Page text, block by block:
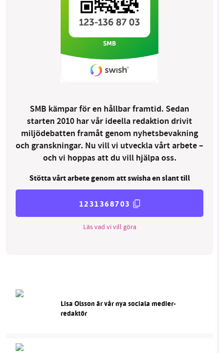
SMB kämpar för en hållbar framtid. Sedan
starten 2010 har vår ideella redaktion drivit
miljödebatten framåt genom nyhetsbevakning
och granskningar. Nu vill vi utveckla vårt arbete –
och vi hoppas att du vill hjälpa oss.
Stötta vårt arbete genom att swisha en slant till
1231368703
Läs vad vi vill göra
Lisa Olsson är vår nya sociala medier-
redaktör